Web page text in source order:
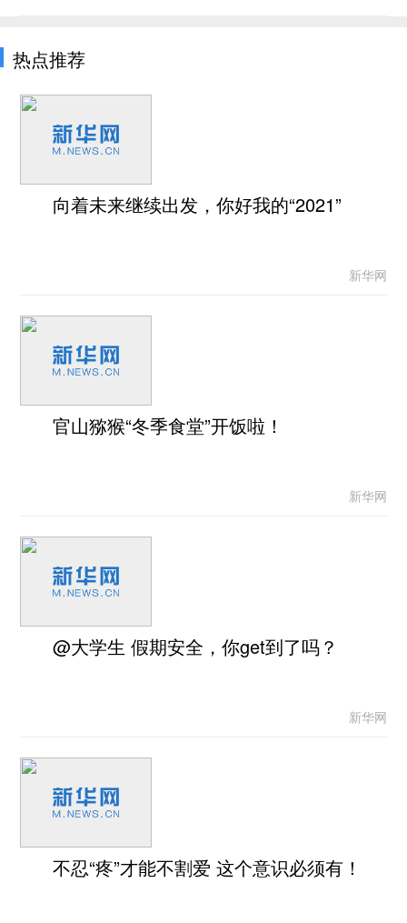
热点推荐
向着未来继续出发，你好我的“2021”
新华网
官山猕猴“冬季食堂”开饭啦！
新华网
@大学生 假期安全，你get到了吗？
新华网
不忍“疼”才能不割爱 这个意识必须有！